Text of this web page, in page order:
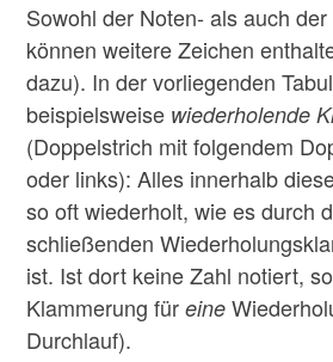
Sowohl der Noten- als auch
können weitere Zeichen
dazu). In der vorliegenden
beispielsweise wiederholende
(Doppelstrich mit folgendem
oder links): Alles innerhalb
so oft wiederholt, wie es durch
schließenden
ist. Ist dort keine Zahl notiert,
Klammerung füreine
Durchlauf).